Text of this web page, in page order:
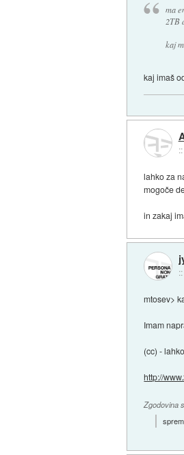
ma
2TB
kaj
kaj imaš
::
lahko za
mogoče
in zakaj
::
mtosev>
Imam
(cc) -
http://
Zgodovina